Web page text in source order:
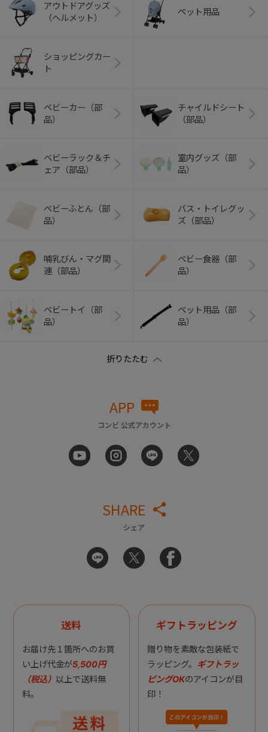
アウトドアグッズ
（ヘルメット）
ペット用品
ショッピングカー
ト
ベビーカー（部
品）
チャイルドシート
（部品）
ベビーラック＆チ
ェア（部品）
室内グッズ（部
品）
ベビーふとん（部
品）
バス・トイレグッ
ズ（部品）
哺乳びん・マグ関
連（部品）
ベビー食器（部
品）
ベビートイ（部
品）
ペット用品（部
品）
APP
コンビ 公式アカウント
SHARE
シェア
送料
お届け先１箇所へのお買
い上げ代金が5,500円
（税込） 以上で送料無
料。
ギフトラッピング
贈り物を素敵な包装紙で
ラッピング。 ギフトラッ
ピングOKのアイコンが目
印！